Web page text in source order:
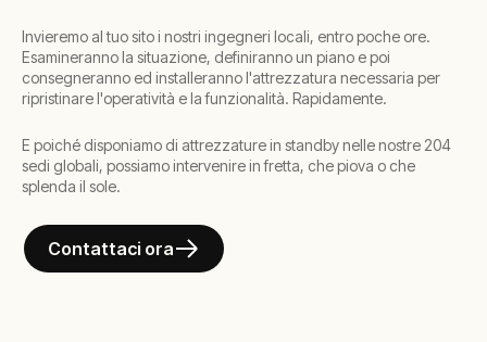
Invieremo al tuo sito i nostri ingegneri locali, entro poche ore.
Esamineranno la situazione, definiranno un piano e poi
consegneranno ed installeranno l'attrezzatura necessaria per
ripristinare l'operatività e la funzionalità. Rapidamente.
E poiché disponiamo di attrezzature in standby nelle nostre 204
sedi globali, possiamo intervenire in fretta, che piova o che
splenda il sole.
Contattaci ora